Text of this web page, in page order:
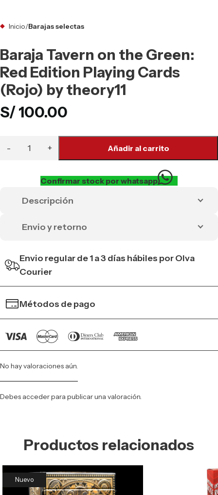
Inicio Barajas selectas
Baraja Tavern on the Green:
Red Edition Playing Cards
(Rojo) by theory11
S/100.00
Añadir al carrito
Confirmar stock por whatsapp
Descripción
Envio y retorno
Envio regular de 1 a 3 días hábiles por Olva
Courier
Métodos de pago
No hay valoraciones aún.
Debes accederpara publicar una valoración.
Productos relacionados
Nuevo